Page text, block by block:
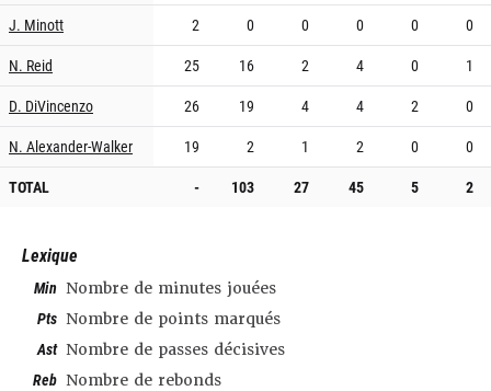
J. Minott
2 0 0 0 0
0
N. Reid
25 16 2 4 0
1
D. DiVincenzo
26 19 4 4 2
0
N. Alexander-Walker
19 2 1 2 0
0
TOTAL
- 103 27 45 5 2
Lexique
Min Nombre de minutes jouées
Pts Nombre de points marqués
Ast Nombre de passes décisives
Reb Nombre de rebonds